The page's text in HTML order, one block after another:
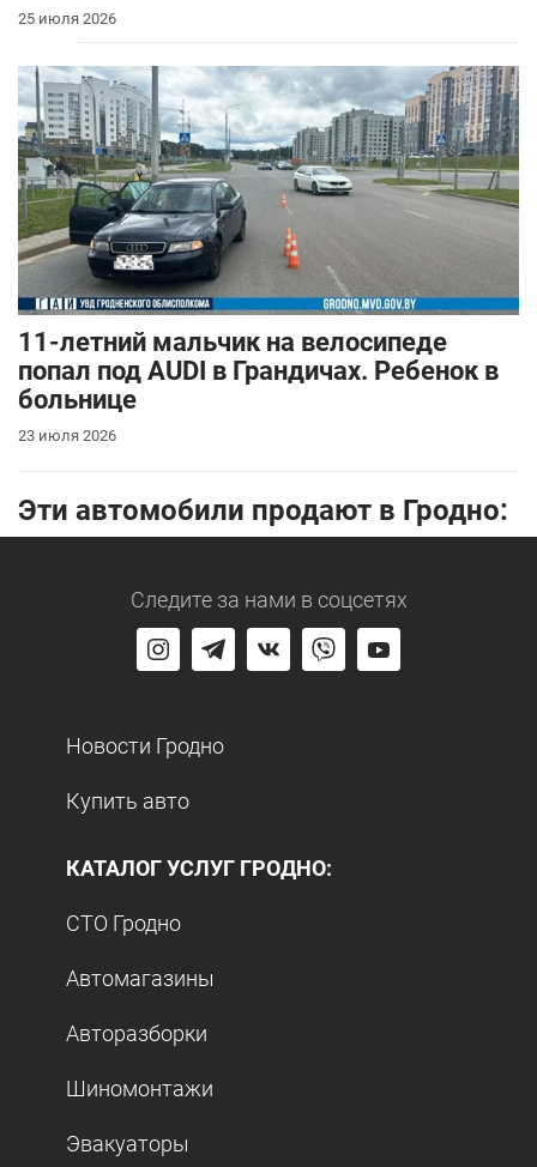
25 июля 2026
11-летний мальчик на велосипеде
попал под AUDI в Грандичах. Ребенок в
больнице
23 июля 2026
Эти автомобили продают в Гродно:
Следите за нами в соцсетях
Новости Гродно
Купить авто
КАТАЛОГ УСЛУГ ГРОДНО:
СТО Гродно
Автомагазины
Авторазборки
Шиномонтажи
Эвакуаторы